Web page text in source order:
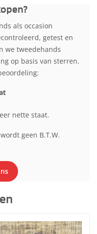
als occasion
getest en
we tweedehands
op basis van sterren.
nette staat.
geen B.T.W.